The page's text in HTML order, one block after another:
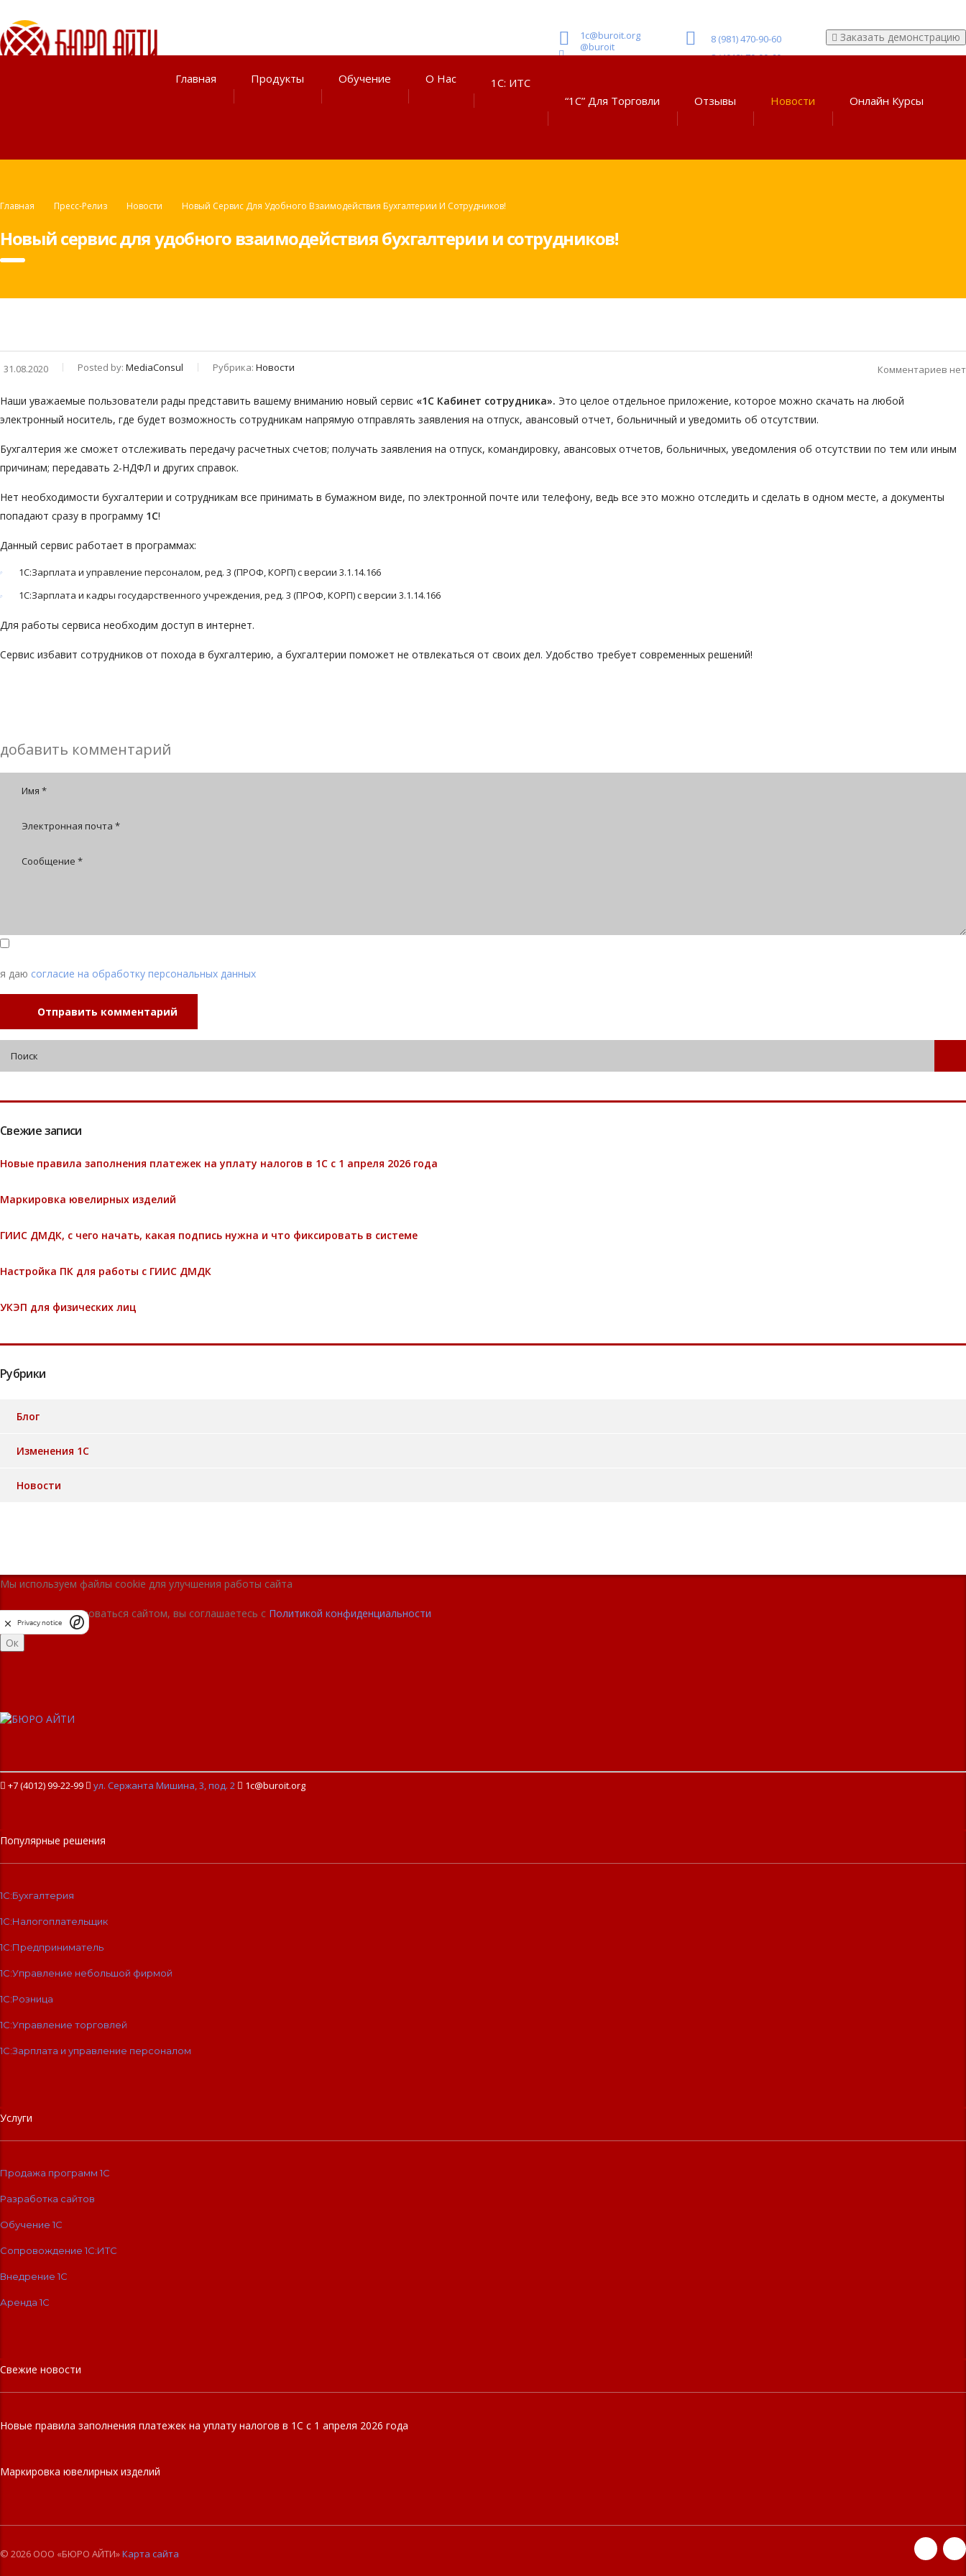
Заказать демонстрацию
8 (981) 470-90-60
8 (4012) 70-90-60
1c@buroit.org
@buroit
Главная Продукты Обучение О Нас
1С: ИТС
“1С” Для Торговли
Отзывы Новости Онлайн Курсы
Главная Пресс-Релиз Новости Новый Сервис Для Удобного Взаимодействия Бухгалтерии И Сотрудников!
Новый сервис для удобного взаимодействия бухгалтерии и сотрудников!
31.08.2020 Posted by: MediaConsul Рубрика: Новости Комментариев нет
Наши уважаемые пользователи рады представить вашему вниманию новый сервис «1С Кабинет сотрудника». Это целое отдельное приложение, которое можно скачать на любой
электронный носитель, где будет возможность сотрудникам напрямую отправлять заявления на отпуск, авансовый отчет, больничный и уведомить об отсутствии.
Бухгалтерия же сможет отслеживать передачу расчетных счетов; получать заявления на отпуск, командировку, авансовых отчетов, больничных, уведомления об отсутствии по тем или иным
причинам; передавать 2-НДФЛ и других справок.
Нет необходимости бухгалтерии и сотрудникам все принимать в бумажном виде, по электронной почте или телефону, ведь все это можно отследить и сделать в одном месте, а документы
попадают сразу в программу 1С!
Данный сервис работает в программах:
1С:Зарплата и управление персоналом, ред. 3 (ПРОФ, КОРП) с версии 3.1.14.166
1С:Зарплата и кадры государственного учреждения, ред. 3 (ПРОФ, КОРП) с версии 3.1.14.166
Для работы сервиса необходим доступ в интернет.
Сервис избавит сотрудников от похода в бухгалтерию, а бухгалтерии поможет не отвлекаться от своих дел. Удобство требует современных решений!
добавить комментарий
я даю согласие на обработку персональных данных
Отправить комментарий
Свежие записи
Новые правила заполнения платежек на уплату налогов в 1С с 1 апреля 2026 года
Маркировка ювелирных изделий
ГИИС ДМДК, с чего начать, какая подпись нужна и что фиксировать в системе
Настройка ПК для работы с ГИИС ДМДК
УКЭП для физических лиц
Рубрики
Блог
Изменения 1С
Новости
Мы используем файлы cookie для улучшения работы сайта
Продолжая пользоваться сайтом, вы соглашаетесь с Политикой конфиденциальности
Ок
+7 (4012) 99-22-99  ул. Сержанта Мишина, 3, под. 2  1c@buroit.org
Популярные решения
1С:Бухгалтерия
1С:Налогоплательщик
1С:Предприниматель
1С:Управление небольшой фирмой
1С:Розница
1С:Управление торговлей
1С:Зарплата и управление персоналом
Услуги
Продажа программ 1С
Разработка сайтов
Обучение 1С
Сопровождение 1C:ИТС
Внедрение 1С
Аренда 1С
Свежие новости
Новые правила заполнения платежек на уплату налогов в 1С с 1 апреля 2026 года
Маркировка ювелирных изделий
© 2026 ООО «БЮРО АЙТИ»Карта сайта
Privacy notice